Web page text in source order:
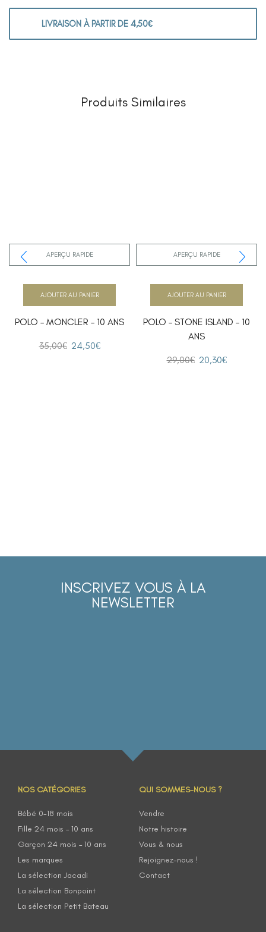
LIVRAISON À PARTIR DE 4,50€
Produits Similaires
APERÇU RAPIDE
POLO – MONCLER – 10 ANS
35,00€ 24,50€
AJOUTER AU PANIER
APERÇU RAPIDE
POLO – STONE ISLAND – 10
ANS
29,00€ 20,30€
AJOUTER AU PANIER
INSCRIVEZ VOUS À LA
NEWSLETTER
NOS CATÉGORIES
Bébé 0-18 mois
Fille 24 mois – 10 ans
Garçon 24 mois – 10 ans
Les marques
La sélection Jacadi
La sélection Bonpoint
La sélection Petit Bateau
QUI SOMMES-NOUS ?
Vendre
Notre histoire
Vous & nous
Rejoignez-nous !
Contact